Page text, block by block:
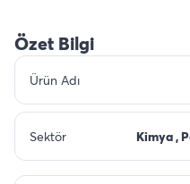
Özet Bilgi
Ürün Adı
Sektör Kimya ,